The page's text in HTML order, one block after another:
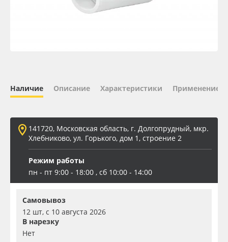
ПЭТ листовой
Вспененный ПВХ
Баннер
Заготовки для сувениров
Наличие Описание Характеристики Применение
141720, Московская область, г. Долгопрудный, мкр.
Хлебниково, ул. Горького, дом 1, строение 2
Режим работы
пн - пт 9:00 - 18:00 , сб 10:00 - 14:00
Самовывоз
12 шт, с 10 августа 2026
В нарезку
Нет